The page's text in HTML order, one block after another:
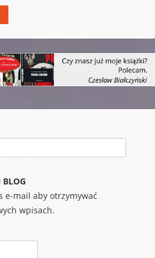
BLOG
e-mail aby otrzymywać
wpisach.